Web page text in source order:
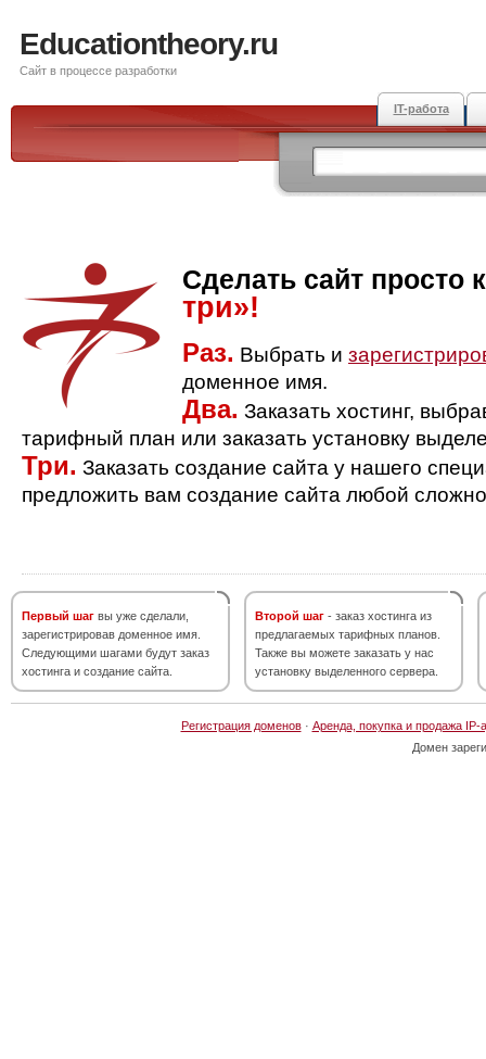
Educationtheory.ru
Сайт в процессе разработки
IT-работа
Сделать сайт просто
три»!
Раз. Выбрать и
доменное имя.
Два. Заказать хостинг,
тарифный план или заказать установку
Три. Заказать создание сайта у нашего
предложить вам создание сайта любой
Первый шаг вы уже сделали,
зарегистрировав доменное имя.
Следующими шагами будут заказ
хостинга и создание сайта.
Второй шаг - заказ хостинга из
предлагаемых тарифных планов.
Также вы можете заказать у нас
установку выделенного сервера.
Регистрация доменов· Аренда, покупка и продажа IP-
Домен